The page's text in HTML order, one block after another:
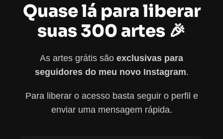
Quase lá para liberar
suas 300 artes 🎉
As artes grátis são exclusivas para
seguidores do meu novo Instagram.
Para liberar o acesso basta seguir o perfil e
enviar uma mensagem rápida.